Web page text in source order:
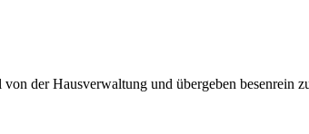
der Hausverwaltung und übergeben besenrein